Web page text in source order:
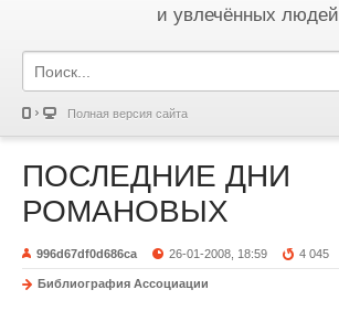
и увлечённых людей
Полная версия сайта
ПОСЛЕДНИЕ ДНИ
РОМАНОВЫХ
996d67df0d686ca 26-01-2008, 18:59 4 045
Библиография Ассоциации